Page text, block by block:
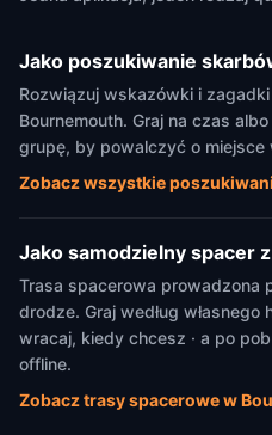
Jako poszukiwanie
Rozwiązuj wskazówki i
Bournemouth. Graj na czas
grupę, by powalczyć o miejsce
Zobacz wszystkie
Jako samodzielny spacer
Trasa spacerowa prowadzona
drodze. Graj według
wracaj, kiedy chcesz · a po
offline.
Zobacz trasy spacerowe w